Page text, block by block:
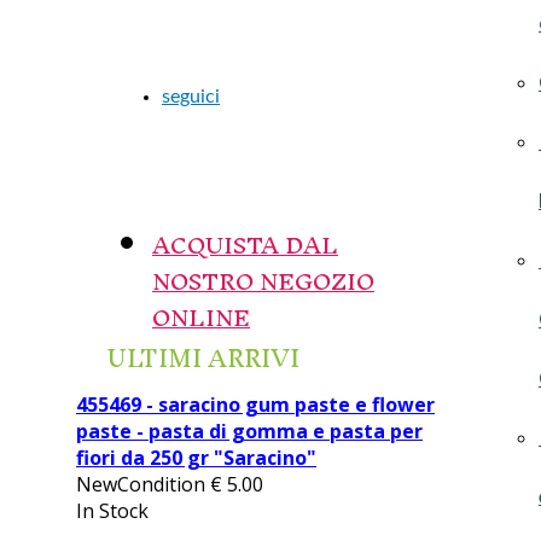
ACQUISTA DAL
NOSTRO NEGOZIO
ONLINE
seguici
ULTIMI ARRIVI
455469 - saracino gum paste e flower
paste - pasta di gomma e pasta per
fiori da 250 gr "Saracino"
NewCondition €5.00
In Stock